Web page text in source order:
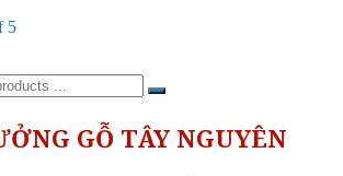
5
GỖ TÂY NGUYÊN